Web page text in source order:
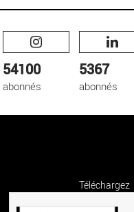
54100
abonnés
5367
abonnés
Téléchargez